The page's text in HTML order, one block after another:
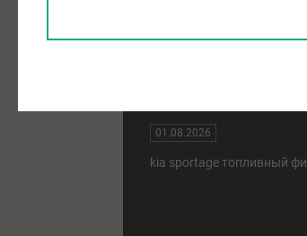
01.08.2026
kia sportage топливный